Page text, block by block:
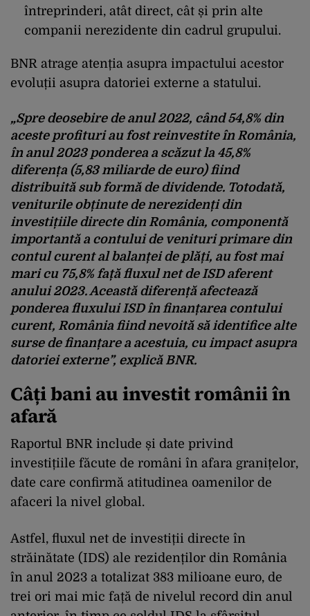
întreprinderi, atât direct, cât și prin alte
companii nerezidente din cadrul grupului.
BNR atrage atenția asupra impactului acestor
evoluții asupra datoriei externe a statului.
„Spre deosebire de anul 2022, când 54,8% din
aceste profituri au fost reinvestite în România,
în anul 2023 ponderea a scăzut la 45,8%
diferența (5,83 miliarde de euro) fiind
distribuită sub formă de dividende. Totodată,
veniturile obținute de nerezidenți din
investițiile directe din România, componentă
importantă a contului de venituri primare din
contul curent al balanței de plăți, au fost mai
mari cu 75,8% față fluxul net de ISD aferent
anului 2023. Această diferență afectează
ponderea fluxului ISD în finanțarea contului
curent, România fiind nevoită să identifice alte
surse de finanțare a acestuia, cu impact asupra
datoriei externe”, explică BNR.
Câți bani au investit românii în
afară
Raportul BNR include și date privind
investițiile făcute de români în afara granițelor,
date care confirmă atitudinea oamenilor de
afaceri la nivel global.
Astfel, fluxul net de investiții directe în
străinătate (IDS) ale rezidenților din România
în anul 2023 a totalizat 383 milioane euro, de
trei ori mai mic față de nivelul record din anul